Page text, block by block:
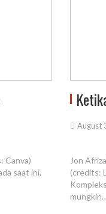
Canva)
saat ini,
August
Jon
(credits: